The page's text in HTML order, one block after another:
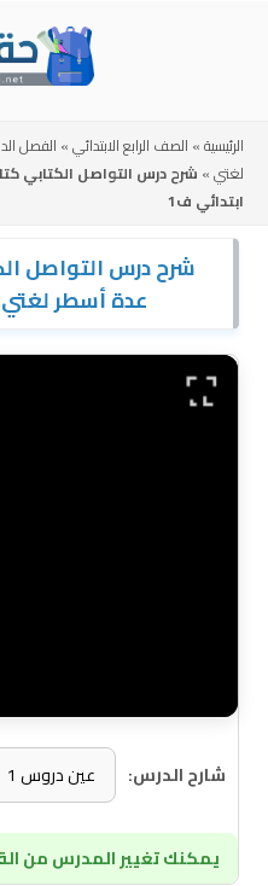
الرئيسية» الصف الرابع الابتدائي» الفصل
لغتي» شرح درس التواصل الكتابي
ابتدائي ف1
شرح درس التواصل
عدة أسطر لغتي
شارح الدرس:
يمكنك تغيير المدرس من